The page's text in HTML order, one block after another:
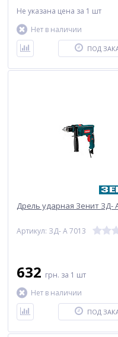
Не указана цена за 1 шт
Нет в наличии
ПОД
Дрель ударная Зенит ЗД-
Артикул: ЗД- А 7013
632 грн. за 1 шт
Нет в наличии
ПОД